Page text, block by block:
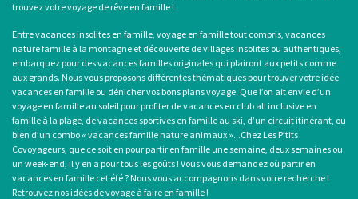
trouvez votre voyage de rêve en famille !
Entrevacances insolites en famille, voyage en famille tout compris, vacances
nature famille à la montagne et découverte de villages insolites ou authentiques,
embarquez pour desvacances familles originales qui plairont aux petits comme
aux grands. Nous vous proposons différentes thématiques pour trouver votre idée
vacances en famille ou dénicher vos bons plans voyage. Que l’on ait envie d’un
voyage en famille au soleil pour profiter devacances en club all inclusive en
famille à la plage, devacances sportives en famille au ski, d’un circuit itinérant, ou
bien d’un combo « vacances famille nature animaux »...Chez Les P’tits
Covoyageurs, que ce soit en pour partir en famille une semaine, deux semaines ou
un week-end, il y en a pour tous les goûts ! Vous vous demandez où partir en
vacances en famille cet été ? Nous vous accompagnons dans votre recherche !
Retrouvez nos idées devoyage à faire en famille !